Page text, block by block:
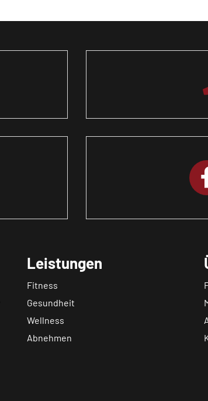
Leistungen
Fitness
Gesundheit
Wellness
Abnehmen